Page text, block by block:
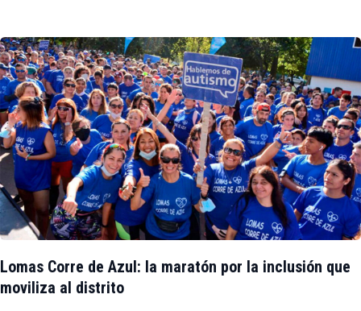
Lomas Corre de Azul: la maratón por la inclusión que
moviliza al distrito